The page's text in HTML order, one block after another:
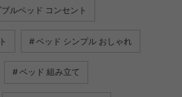
ブルベッド コンセント
ベッド シンプル おしゃれ
ベッド 組み立て